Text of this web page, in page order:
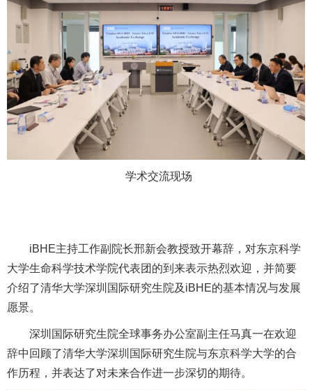
学术交流现场
iBHE主持工作副院长邢新会教授致开幕辞，对东京科学
大学生命科学技术学院代表团的到来表示热烈欢迎，并简要
介绍了清华大学深圳国际研究生院及iBHE的基本情况与发展
愿景。
深圳国际研究生院全球事务办公室副主任马真一在欢迎
辞中回顾了清华大学深圳国际研究生院与东京科学大学的合
作历程，并表达了对未来合作进一步深切的期待。